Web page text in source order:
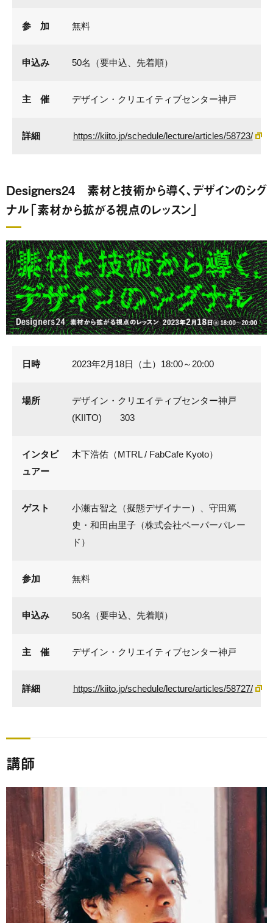
参 加 無料
申込み 50名（要申込、先着順）
主 催 デザイン・クリエイティブセンター神戸
詳細 https://kiito.jp/schedule/lecture/articles/58723/
Designers24 素材と技術から導く、デザインのシグ
ナル「素材から拡がる視点のレッスン」
日時 2023年2月18日（土）18:00～20:00
場所
デザイン・クリエイティブセンター神戸
(KIITO) 303
インタビ
ュアー
木下浩佑（MTRL / FabCafe Kyoto）
ゲスト
小瀬古智之（擬態デザイナー）、守田篤
史・和田由里子（株式会社ペーパーパレー
ド）
参加 無料
申込み 50名（要申込、先着順）
主 催 デザイン・クリエイティブセンター神戸
詳細 https://kiito.jp/schedule/lecture/articles/58727/
講師